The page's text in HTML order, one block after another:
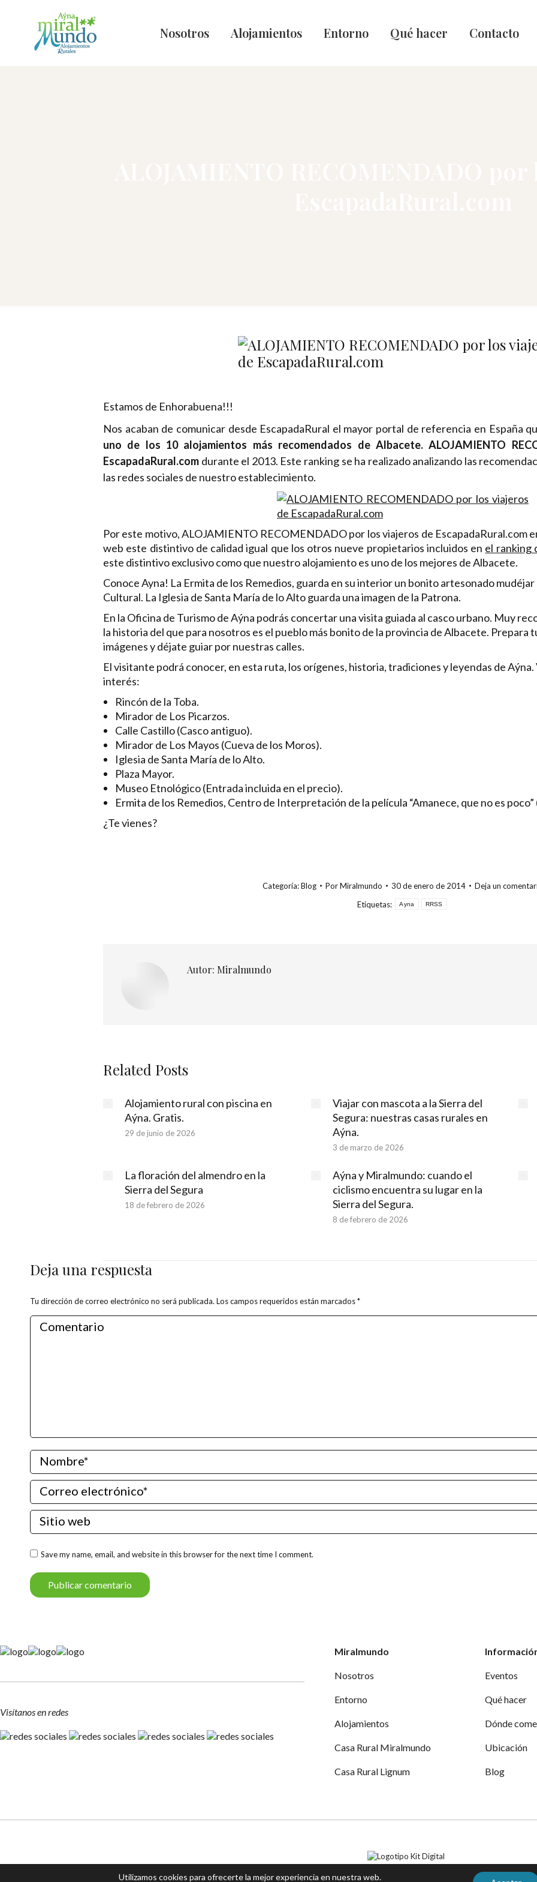
Nosotros Alojamientos Entorno Qué hacer Contacto
Estamos de Enhorabuena!!!
Nos acaban de comunicar desde EscapadaRural el mayor portal de referencia en España
uno de los 10 alojamientos más recomendados de Albacete. ALOJAMIENTO
EscapadaRural.com durante el 2013. Este ranking se ha realizado analizando las
las redes sociales de nuestro establecimiento.
Por este motivo, ALOJAMIENTO RECOMENDADO por los viajeros de EscapadaRural.com
web este distintivo de calidad igual que los otros nueve propietarios incluidos en el ranking
este distintivo exclusivo como que nuestro alojamiento es uno de los mejores de Albacete.
Conoce Ayna! La Ermita de los Remedios, guarda en su interior un bonito artesonado
Cultural. La Iglesia de Santa María de lo Alto guarda una imagen de la Patrona.
En la Oficina de Turismo de Aýna podrás concertar una visita guiada al casco urbano. Muy
la historia del que para nosotros es el pueblo más bonito de la provincia de Albacete. Prepara
imágenes y déjate guiar por nuestras calles.
El visitante podrá conocer, en esta ruta, los orígenes, historia, tradiciones y leyendas de
interés:
Rincón de la Toba.
Mirador de Los Picarzos.
Calle Castillo (Casco antiguo).
Mirador de Los Mayos (Cueva de los Moros).
Iglesia de Santa María de lo Alto.
Plaza Mayor.
Museo Etnológico (Entrada incluida en el precio).
Ermita de los Remedios, Centro de Interpretación de la película “Amanece, que no es
¿Te vienes?
Categoría:Blog PorMiralmundo 30 de enero de 2014
Deja un
Etiquetas:
Ayna RRSS
Autor: Miralmundo
Related Posts
Alojamiento rural con piscina en
Aýna. Gratis.
29 de junio de 2026
Viajar con mascota a la Sierra del
Segura: nuestras casas rurales en
Aýna.
3 de marzo de 2026
La floración del almendro en la
Sierra del Segura
18 de febrero de 2026
Aýna y Miralmundo: cuando el
ciclismo encuentra su lugar en la
Sierra del Segura.
8 de febrero de 2026
Deja una respuesta
Tu dirección de correo electrónico no será publicada. Los campos requeridos están marcados*
Comentario
Nombre *
Correo electrónico *
Sitio web
Save my name, email, and website in this browser for the next time I comment.
Publicar comentario
Visítanos en redes
Miralmundo
Nosotros
Entorno
Alojamientos
Casa Rural Miralmundo
Casa Rural Lignum
Eventos
Qué hacer
Dónde
Ubicación
Blog
Aviso legal Política de privacidad y Cookies Accesibilidad
Utilizamos cookies para ofrecerte la mejor experiencia en nuestra web.